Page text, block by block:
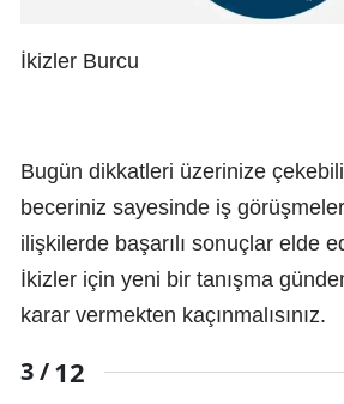
İkizler Burcu
Bugün dikkatleri üzerinize
beceriniz sayesinde iş
ilişkilerde başarılı sonuçlar elde
İkizler için yeni bir tanışma
karar vermekten kaçınmalısınız.
3 /12